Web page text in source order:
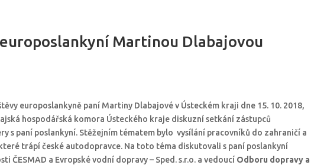
Martinou Dlabajovou
europoslankyně paní Martiny Dlabajové v Ústeckém kraji dne 15. 10. 2018,
hospodářská komora Ústeckého kraje diskuzní setkání zástupců
s paní poslankyní. Stěžejním tématem bylo vysílání pracovníků do zahraničí a
trápí české autodopravce. Na toto téma diskutovali s paní poslankyní
ČESMAD a Evropské vodní dopravy – Sped. s.r.o. a vedoucí Odboru dopravy a